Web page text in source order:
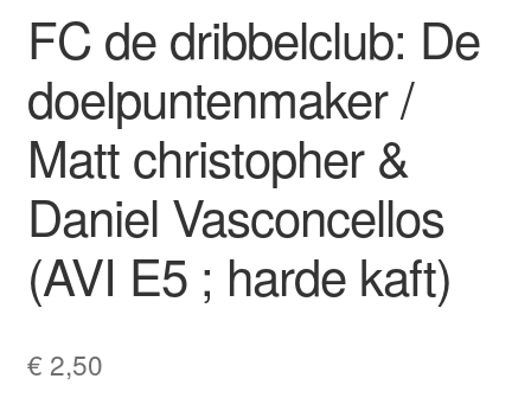
FC de dribbelclub: De
doelpuntenmaker /
Matt christopher &
Daniel Vasconcellos
(AVI E5 ; harde kaft)
€ 2,50